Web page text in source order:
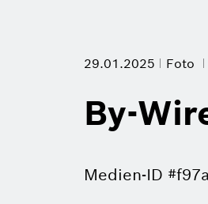
29.01.2025 Foto
By-
Medien-ID